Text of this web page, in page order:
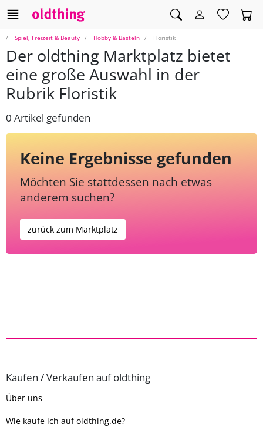
Spiel, Freizeit & Beauty Hobby & Basteln Floristik
Der oldthing Marktplatz bietet
eine große Auswahl in der
Rubrik Floristik
0 Artikel gefunden
Keine Ergebnisse gefunden
Möchten Sie stattdessen nach etwas
anderem suchen?
zurück zum Marktplatz
Kaufen / Verkaufen auf oldthing
Über uns
Wie kaufe ich auf oldthing.de?